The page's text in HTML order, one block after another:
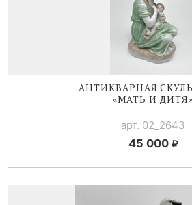
АНТИКВАРНАЯ
«МАТЬ И ДИТЯ»
арт. 02_2643
45 000